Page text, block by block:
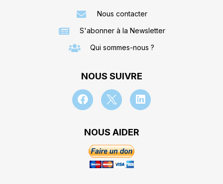
Nous contacter
S'abonner à la Newsletter
Qui sommes-nous ?
NOUS SUIVRE
NOUS AIDER